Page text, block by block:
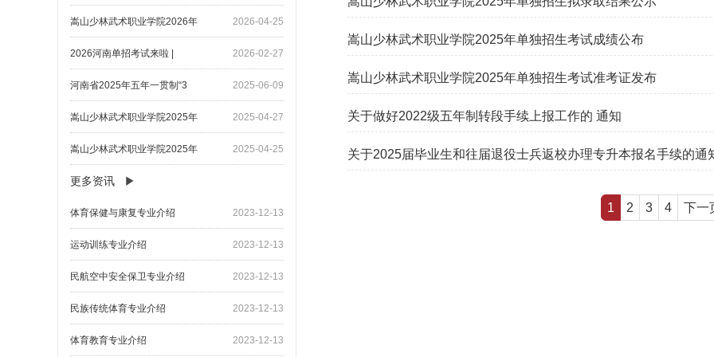
2026-04-25
嵩山少林武术职业学院2026年
2026-02-27
2026河南单招考试来啦 |
2025-06-09
河南省2025年五年一贯制“3
2025-04-27
嵩山少林武术职业学院2025年
2025-04-25
嵩山少林武术职业学院2025年
更多资讯
2023-12-13
​体育保健与康复专业介绍
2023-12-13
​运动训练专业介绍
2023-12-13
​民航空中安全保卫专业介绍
2023-12-13
民族传统体育专业介绍
2023-12-13
体育教育专业介绍
嵩山少林武术职业学院2025年单独招生考试成绩公布
嵩山少林武术职业学院2025年单独招生考试准考证发布
关于做好2022级五年制转段手续上报工作的 通知
关于2025届毕业生和往届退役士兵返校办理专升本报名手续的通
1 2 3 4 下一